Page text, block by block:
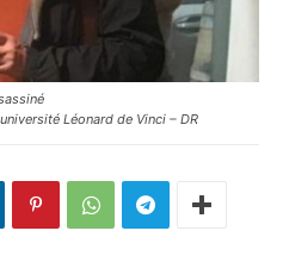
Léonard de Vinci – DR